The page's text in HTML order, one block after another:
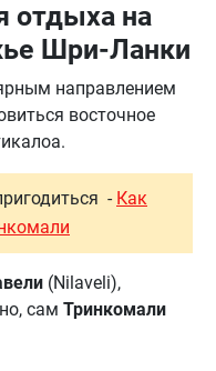
отдыха на
Шри-Ланки
направлением
восточное
- Как
(Nilaveli),
сам Тринкомали